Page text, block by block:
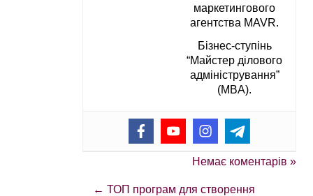
маркетингового
агентства MAVR.
Бізнес-ступінь
“Майстер ділового
адміністрування”
(MBA).
Немає коментарів »
← ТОП програм для створення